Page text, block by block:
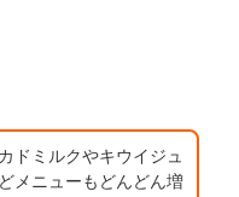
ドミルクやキウイジュ
メニューもどんどん増